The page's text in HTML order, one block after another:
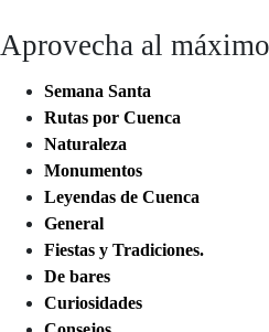
Aprovecha al
Semana Santa
Rutas por Cuenca
Naturaleza
Monumentos
Leyendas de Cuenca
General
Fiestas y Tradiciones.
De bares
Curiosidades